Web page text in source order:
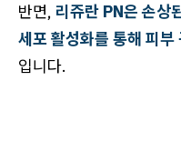
반면, 리쥬란 PN은 손상
세포 활성화를 통해 피
입니다.